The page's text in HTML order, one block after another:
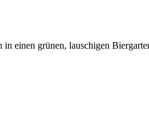
einen grünen, lauschigen